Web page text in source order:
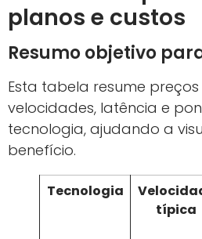
planos e custos
Resumo objetivo
Esta tabela resume
velocidades, latência e
tecnologia, ajudando a
benefício.
Tecnologia
típica